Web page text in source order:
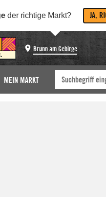
der richtige Markt? JA,
Brunn am Gebirge
MEIN MARKT